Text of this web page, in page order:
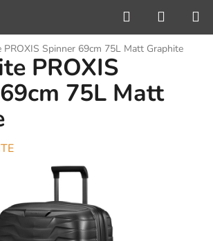
Hľadať
KOŠÍK
PROXIS Spinner 69cm 75L Matt Graphite
PROXIS
75L Matt